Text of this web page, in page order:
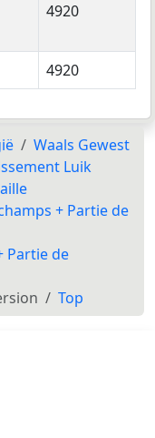
4920
4920
Waals Gewest
Luik
+ Partie de
Partie de
Top